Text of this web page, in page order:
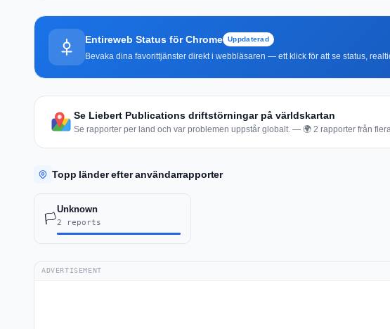
Entireweb Status för Chrome Uppdaterad
Bevaka dina favorittjänster direkt i webbläsaren — ett klick för att se status,
Se Liebert Publications driftstörningar på världskartan
Se rapporter per land och var problemen uppstår globalt. — 🌍 2 rapporter från
Topp länder efter användarrapporter
🏳️
Unknown
2 reports
ADVERTISEMENT